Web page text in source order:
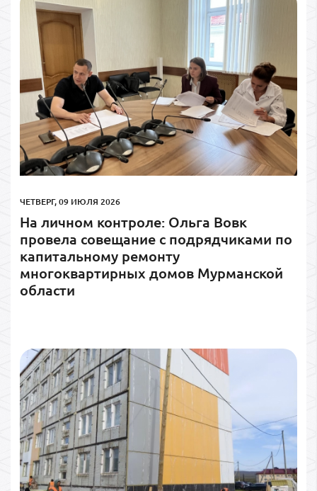
ЧЕТВЕРГ, 09 ИЮЛЯ 2026
На личном контроле: Ольга Вовк
провела совещание с подрядчиками по
капитальному ремонту
многоквартирных домов Мурманской
области